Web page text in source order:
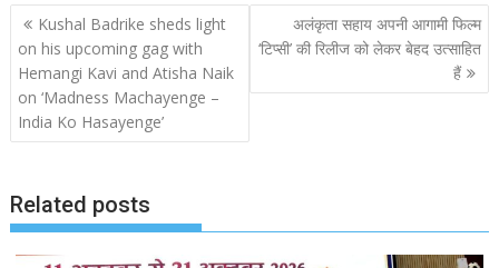
Post
navigation
Kushal Badrike sheds light
on his upcoming gag with
Hemangi Kavi and Atisha Naik
on ‘Madness Machayenge –
India Ko Hasayenge’
अलंकृता सहाय अपनी आगामी फिल्म
‘टिप्सी’ की रिलीज को लेकर बेहद उत्साहित
हैं
Related posts